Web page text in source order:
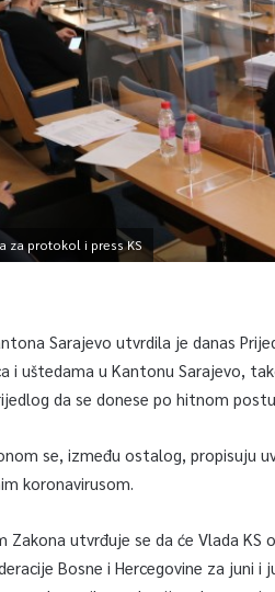
za protokol i press KS
Sarajevo utvrdila je danas
i uštedama u Kantonu Sarajevo,
da se donese po hitnom
se, između ostalog, propisuju
koronavirusom.
Zakona utvrđuje se da će Vlada
Bosne i Hercegovine za juni